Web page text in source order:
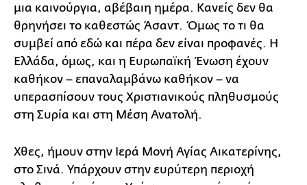
μια καινούργια, αβέβαιη ημέρα. Κανείς δεν θα
θρηνήσει το καθεστώς Άσαντ. Όμως το τι θα
συμβεί από εδώ και πέρα δεν είναι προφανές. Η
Ελλάδα, όμως, και η Ευρωπαϊκή Ένωση έχουν
καθήκον – επαναλαμβάνω καθήκον – να
υπερασπίσουν τους Χριστιανικούς πληθυσμούς
στη Συρία και στη Μέση Ανατολή.
Χθες, ήμουν στην Ιερά Μονή Αγίας Αικατερίνης,
στο Σινά. Υπάρχουν στην ευρύτερη περιοχή